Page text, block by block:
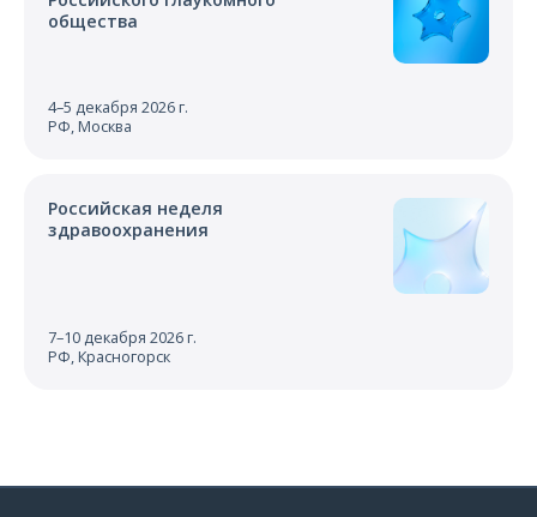
общества
4–5 декабря 2026 г.
РФ, Москва
Российская неделя
здравоохранения
7–10 декабря 2026 г.
РФ, Красногорск